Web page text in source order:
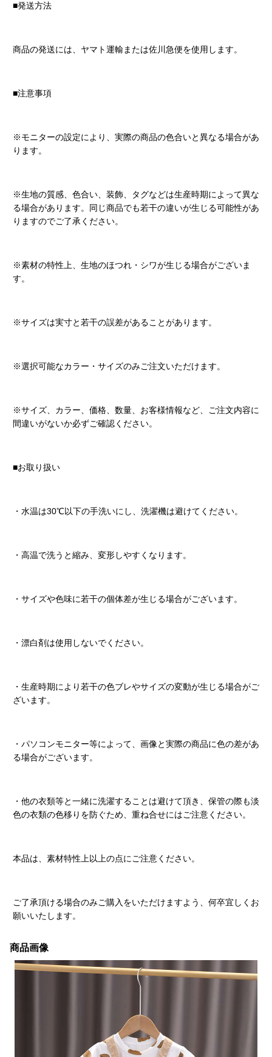
■発送方法
商品の発送には、ヤマト運輸または佐川急便を使用します。
■注意事項
※モニターの設定により、実際の商品の色合いと異なる場合があ
ります。
※生地の質感、色合い、装飾、タグなどは生産時期によって異な
る場合があります。同じ商品でも若干の違いが生じる可能性があ
りますのでご了承ください。
※素材の特性上、生地のほつれ・シワが生じる場合がございま
す。
※サイズは実寸と若干の誤差があることがあります。
※選択可能なカラー・サイズのみご注文いただけます。
※サイズ、カラー、価格、数量、お客様情報など、ご注文内容に
間違いがないか必ずご確認ください。
■お取り扱い
・水温は30℃以下の手洗いにし、洗濯機は避けてください。
・高温で洗うと縮み、変形しやすくなります。
・サイズや色味に若干の個体差が生じる場合がございます。
・漂白剤は使用しないでください。
・生産時期により若干の色ブレやサイズの変動が生じる場合がご
ざいます。
・パソコンモニター等によって、画像と実際の商品に色の差があ
る場合がございます。
・他の衣類等と一緒に洗濯することは避けて頂き、保管の際も淡
色の衣類の色移りを防ぐため、重ね合せにはご注意ください。
本品は、素材特性上以上の点にご注意ください。
ご了承頂ける場合のみご購入をいただけますよう、何卒宜しくお
願いいたします。
商品画像